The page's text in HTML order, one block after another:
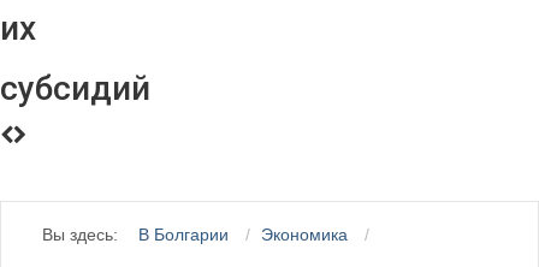
их
субсидий
Вы здесь: В Болгарии Экономика